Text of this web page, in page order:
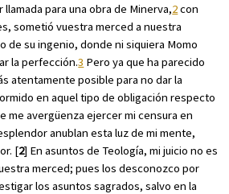
para una obra de Minerva,2con
sometió vuestra merced a nuestra
de su ingenio, donde ni siquiera Momo
la perfección.3 Pero ya que ha parecido
atentamente posible para no dar la
en aquel tipo de obligación respecto
me avergüenza ejercer mi censura en
anublan esta luz de mi mente,
[2] En asuntos de Teología, mi juicio no es
merced; pues los desconozco por
los asuntos sagrados, salvo en la